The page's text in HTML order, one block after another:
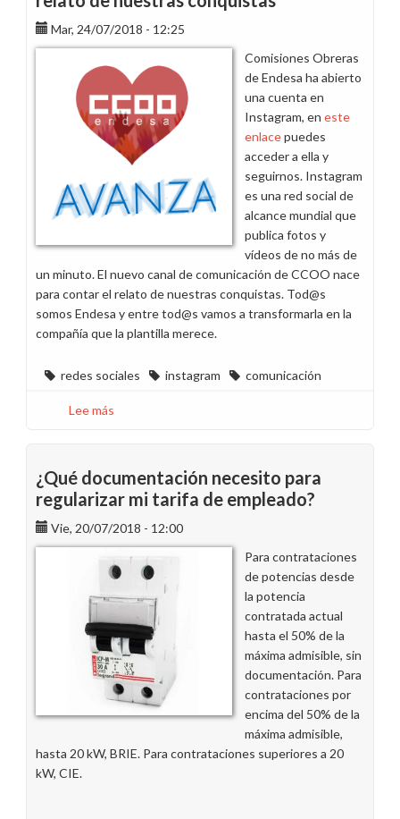
Mar, 24/07/2018 - 12:25
Comisiones Obreras
de Endesa ha abierto
una cuenta en
Instagram, en este
enlacepuedes
acceder a ella y
seguirnos. Instagram
es una red social de
alcance mundial que
publica fotos y
vídeos de no más de
un minuto. El nuevo canal de comunicación de CCOO nace
para contar el relato de nuestras conquistas. Tod@s
somos Endesa y entre tod@s vamos a transformarla en la
compañía que la plantilla merece.
redes sociales instagram comunicación
Lee más
Instagram,
el
relato
de
nuestras
conquistas
¿Qué documentación necesito para
regularizar mi tarifa de empleado?
Vie, 20/07/2018 - 12:00
Para contrataciones
de potencias desde
la potencia
contratada actual
hasta el 50% de la
máxima admisible, sin
documentación. Para
contrataciones por
encima del 50% de la
máxima admisible,
hasta 20 kW, BRIE. Para contrataciones superiores a 20
kW, CIE.